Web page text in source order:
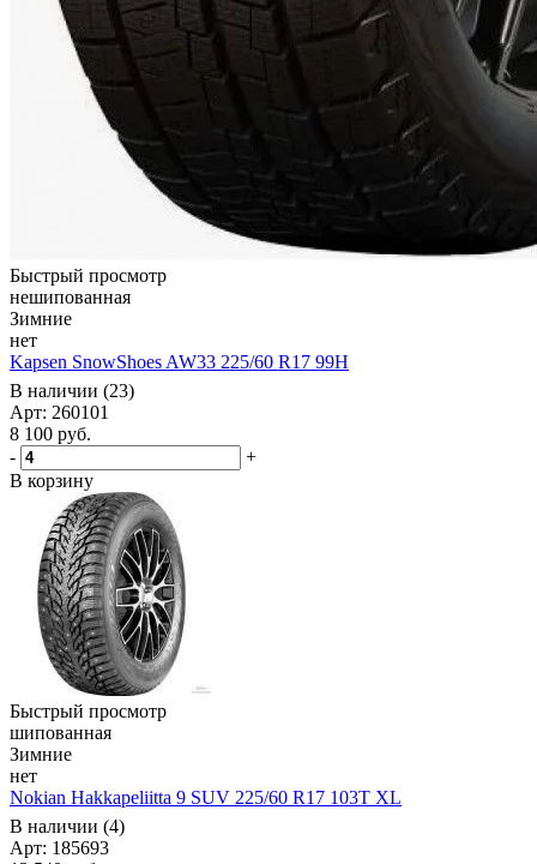
Быстрый просмотр
нешипованная
Зимние
нет
Kapsen SnowShoes AW33 225/60 R17 99H
В наличии (23)
Арт: 260101
8 100 руб.
-
+
В корзину
Быстрый просмотр
шипованная
Зимние
нет
Nokian Hakkapeliitta 9 SUV 225/60 R17 103T XL
В наличии (4)
Арт: 185693